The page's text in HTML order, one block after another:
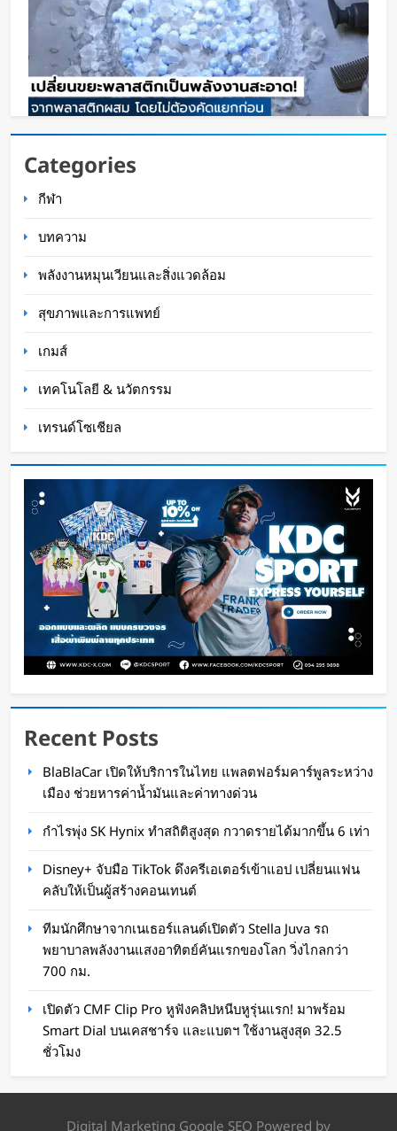
เปลี่ยนขยะพลาสติกเป็นพลังงานสะอาด! นักวิจัยค้น
พบวิธีผลิต “ไฮโดรเจน” จากพลาสติกผสม โดยไม่
ต้องคัดแยกก่อน
Oat Content
โนแลนฟันธง “Gen Z ไม่อิน AI” มองเป็นแค่ขยะ
ไอที
Oat Content 3 สัปดาห์ ago
จีนโชว์เทพ หุ่นยนต์ผ่าตัดทางไกล รักษาข้าม
BYD เปิดตัว Denza Z ซูเปอร์คาร์ EV 1,600 แรงม้า
0-100 ใน 1.96 วินาที ถูกกว่า Porsche 911 Turbo
Categories
กีฬา
บทความ
พลังงานหมุนเวียนและสิ่งแวดล้อม
สุขภาพและการแพทย์
เกมส์
เทคโนโลยี & นวัตกรรม
เทรนด์โซเชียล
Recent Posts
BlaBlaCar เปิดให้บริการในไทย แพลตฟอร์มคาร์พูลระหว่าง
เมือง ช่วยหารค่าน้ำมันและค่าทางด่วน
กำไรพุ่ง SK Hynix ทำสถิติสูงสุด กวาดรายได้มากขึ้น 6 เท่า
Disney+ จับมือ TikTok ดึงครีเอเตอร์เข้าแอป เปลี่ยนแฟน
คลับให้เป็นผู้สร้างคอนเทนต์
ทีมนักศึกษาจากเนเธอร์แลนด์เปิดตัว Stella Juva รถ
พยาบาลพลังงานแสงอาทิตย์คันแรกของโลก วิ่งไกลกว่า
700 กม.
เปิดตัว CMF Clip Pro หูฟังคลิปหนีบหูรุ่นแรก! มาพร้อม
Smart Dial บนเคสชาร์จ และแบตฯ ใช้งานสูงสุด 32.5
ชั่วโมง
Digital Marketing Google SEO Powered by